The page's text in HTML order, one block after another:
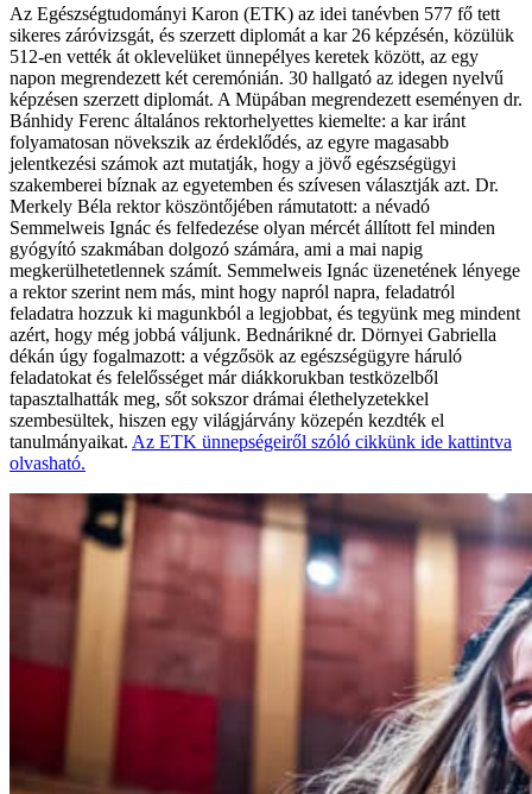
Az Egészségtudományi Karon (ETK) az idei tanévben 577 fő tett
sikeres záróvizsgát, és szerzett diplomát a kar 26 képzésén, közülük
512-en vették át oklevelüket ünnepélyes keretek között, az egy
napon megrendezett két ceremónián. 30 hallgató az idegen nyelvű
képzésen szerzett diplomát. A Müpában megrendezett eseményen dr.
Bánhidy Ferenc általános rektorhelyettes kiemelte: a kar iránt
folyamatosan növekszik az érdeklődés, az egyre magasabb
jelentkezési számok azt mutatják, hogy a jövő egészségügyi
szakemberei bíznak az egyetemben és szívesen választják azt. Dr.
Merkely Béla rektor köszöntőjében rámutatott: a névadó
Semmelweis Ignác és felfedezése olyan mércét állított fel minden
gyógyító szakmában dolgozó számára, ami a mai napig
megkerülhetetlennek számít. Semmelweis Ignác üzenetének lényege
a rektor szerint nem más, mint hogy napról napra, feladatról
feladatra hozzuk ki magunkból a legjobbat, és tegyünk meg mindent
azért, hogy még jobbá váljunk. Bednárikné dr. Dörnyei Gabriella
dékán úgy fogalmazott: a végzősök az egészségügyre háruló
feladatokat és felelősséget már diákkorukban testközelből
tapasztalhatták meg, sőt sokszor drámai élethelyzetekkel
szembesültek, hiszen egy világjárvány közepén kezdték el
tanulmányaikat. Az ETK ünnepségeiről szóló cikkünk ide kattintva
olvasható.